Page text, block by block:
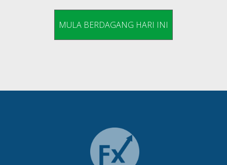
MULA BERDAGANG HARI INI